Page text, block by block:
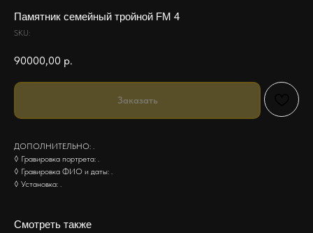
Памятник семейный тройной FM 4
SKU:
90000,00 р.
Заказать
ДОПОЛНИТЕЛЬНО: .
◊ Гравировка портрета: .
◊ Гравировка ФИО и даты: .
◊ Установка: .
Смотреть также